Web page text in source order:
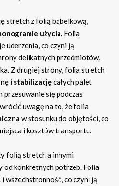
stretch z folią bąbelkową,
użycia. Folia
uderzenia, co czyni ją
delikatnych przedmiotów,
Z drugiej strony, folia stretch
i stabilizacjęcałych palet
się podczas
uwagę na to, że folia
w stosunku do objętości, co
i kosztów transportu.
folią stretch a innymi
od konkretnych potrzeb. Folia
wszechstronność, co czyni ją